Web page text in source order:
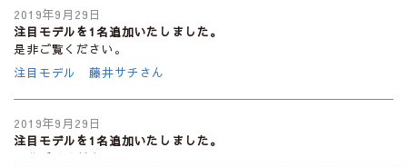
2019年9月29日
注目モデルを1名追加いたしました。
是非ご覧ください。
注目モデル 藤井サチさん
2019年9月29日
注目モデルを1名追加いたしました。
是非ご覧ください。